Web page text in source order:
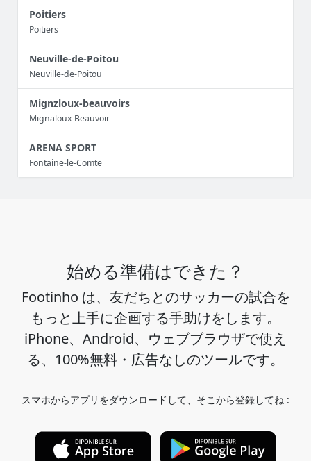
Poitiers
Poitiers
Neuville-de-Poitou
Neuville-de-Poitou
Mignzloux-beauvoirs
Mignaloux-Beauvoir
ARENA SPORT
Fontaine-le-Comte
始める準備はできた？
Footinho は、友だちとのサッカーの試合を
もっと上手に企画する手助けをします。
iPhone、Android、ウェブブラウザで使え
る、100%無料・広告なしのツールです。
スマホからアプリをダウンロードして、そこから登録してね :